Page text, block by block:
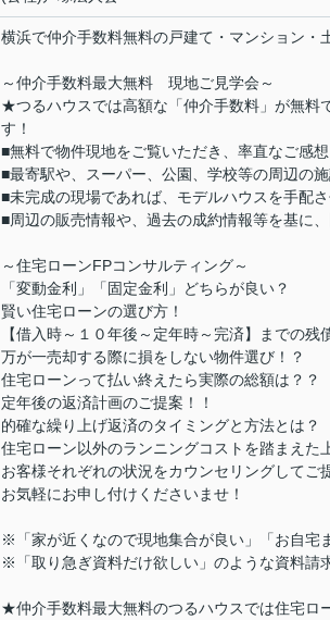
横浜で仲介手数料無料の戸建て・マンション・
～仲介手数料最大無料 現地ご見学会～
★つるハウスでは高額な「仲介手数料」が無料
す！
■無料で物件現地をご覧いただき、率直なご感想
■最寄駅や、スーパー、公園、学校等の周辺の
■未完成の現場であれば、モデルハウスを手配
■周辺の販売情報や、過去の成約情報等を基に
～住宅ローンFPコンサルティング～
「変動金利」「固定金利」どちらが良い？
賢い住宅ローンの選び方！
【借入時～１０年後～定年時～完済】までの
万が一売却する際に損をしない物件選び！？
住宅ローンって払い終えたら実際の総額は？？
定年後の返済計画のご提案！！
的確な繰り上げ返済のタイミングと方法とは？
住宅ローン以外のランニングコストを踏まえた
お客様それぞれの状況をカウンセリングしてご
お気軽にお申し付けくださいませ！
※「家が近くなので現地集合が良い」「お自宅
※「取り急ぎ資料だけ欲しい」のような資料請
★仲介手数料最大無料のつるハウスでは住宅ロ